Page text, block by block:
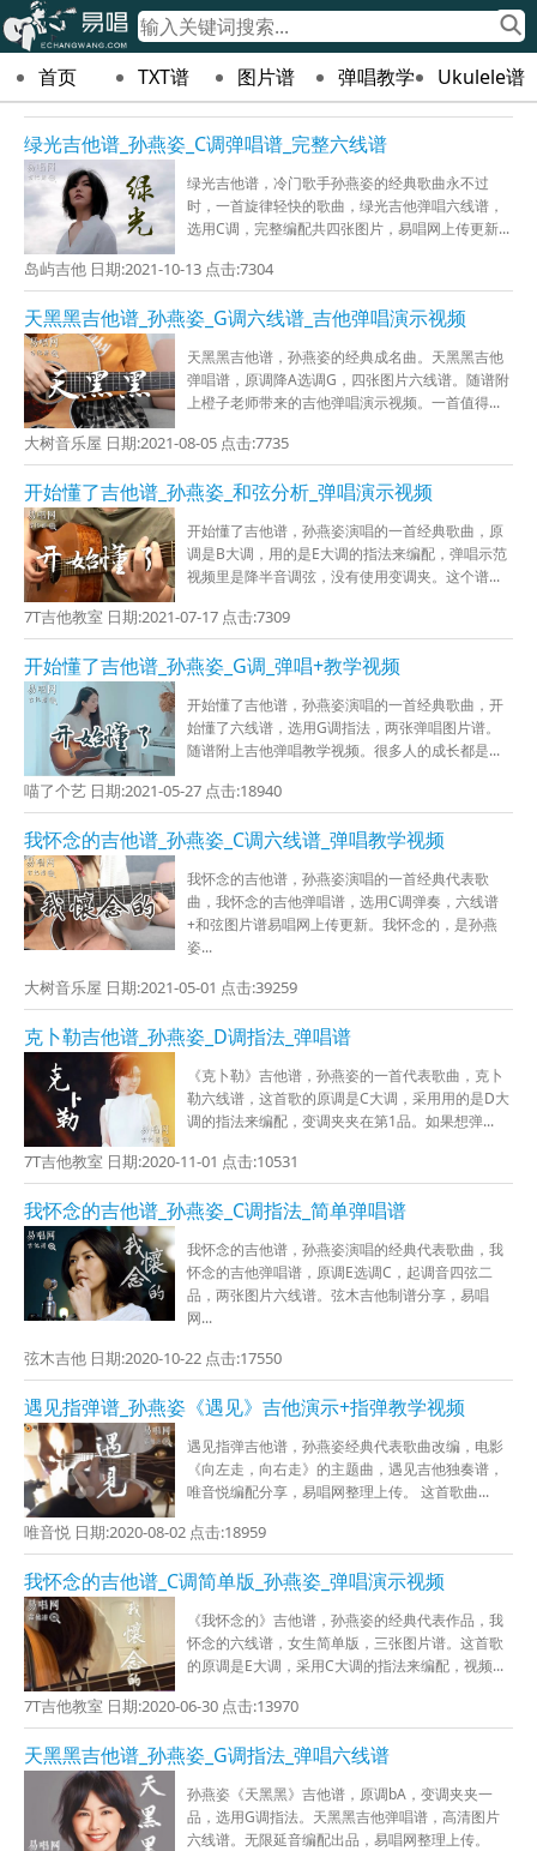
首页 TXT谱 图片谱 弹唱教学 Ukulele谱
绿光吉他谱_孙燕姿_C调弹唱谱_完整六线谱
绿光吉他谱，冷门歌手孙燕姿的经典歌曲永不过
时，一首旋律轻快的歌曲，绿光吉他弹唱六线谱，
选用C调，完整编配共四张图片，易唱网上传更新...
岛屿吉他 日期:2021-10-13 点击:7304
天黑黑吉他谱_孙燕姿_G调六线谱_吉他弹唱演示视频
天黑黑吉他谱，孙燕姿的经典成名曲。天黑黑吉他
弹唱谱，原调降A选调G，四张图片六线谱。随谱附
上橙子老师带来的吉他弹唱演示视频。一首值得...
大树音乐屋 日期:2021-08-05 点击:7735
开始懂了吉他谱_孙燕姿_和弦分析_弹唱演示视频
开始懂了吉他谱，孙燕姿演唱的一首经典歌曲，原
调是B大调，用的是E大调的指法来编配，弹唱示范
视频里是降半音调弦，没有使用变调夹。这个谱...
7T吉他教室 日期:2021-07-17 点击:7309
开始懂了吉他谱_孙燕姿_G调_弹唱+教学视频
开始懂了吉他谱，孙燕姿演唱的一首经典歌曲，开
始懂了六线谱，选用G调指法，两张弹唱图片谱。
随谱附上吉他弹唱教学视频。很多人的成长都是...
喵了个艺 日期:2021-05-27 点击:18940
我怀念的吉他谱_孙燕姿_C调六线谱_弹唱教学视频
我怀念的吉他谱，孙燕姿演唱的一首经典代表歌
曲，我怀念的吉他弹唱谱，选用C调弹奏，六线谱
+和弦图片谱易唱网上传更新。我怀念的，是孙燕
姿...
大树音乐屋 日期:2021-05-01 点击:39259
克卜勒吉他谱_孙燕姿_D调指法_弹唱谱
《克卜勒》吉他谱，孙燕姿的一首代表歌曲，克卜
勒六线谱，这首歌的原调是C大调，采用用的是D大
调的指法来编配，变调夹夹在第1品。如果想弹...
7T吉他教室 日期:2020-11-01 点击:10531
我怀念的吉他谱_孙燕姿_C调指法_简单弹唱谱
我怀念的吉他谱，孙燕姿演唱的经典代表歌曲，我
怀念的吉他弹唱谱，原调E选调C，起调音四弦二
品，两张图片六线谱。弦木吉他制谱分享，易唱
网...
弦木吉他 日期:2020-10-22 点击:17550
遇见指弹谱_孙燕姿《遇见》吉他演示+指弹教学视频
遇见指弹吉他谱，孙燕姿经典代表歌曲改编，电影
《向左走，向右走》的主题曲，遇见吉他独奏谱，
唯音悦编配分享，易唱网整理上传。 这首歌曲...
唯音悦 日期:2020-08-02 点击:18959
我怀念的吉他谱_C调简单版_孙燕姿_弹唱演示视频
《我怀念的》吉他谱，孙燕姿的经典代表作品，我
怀念的六线谱，女生简单版，三张图片谱。这首歌
的原调是E大调，采用C大调的指法来编配，视频...
7T吉他教室 日期:2020-06-30 点击:13970
天黑黑吉他谱_孙燕姿_G调指法_弹唱六线谱
孙燕姿《天黑黑》吉他谱，原调bA，变调夹夹一
品，选用G调指法。天黑黑吉他弹唱谱，高清图片
六线谱。无限延音编配出品，易唱网整理上传。